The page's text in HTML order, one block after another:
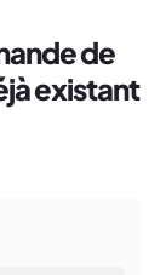
de
existant